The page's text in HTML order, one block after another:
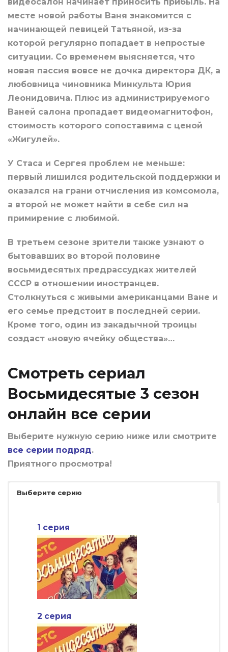
месте новой работы Ваня знакомится с
начинающей певицей Татьяной, из-за
которой регулярно попадает в непростые
ситуации. Со временем выясняется, что
новая пассия вовсе не дочка директора ДК, а
любовница чиновника Минкульта Юрия
Леонидовича. Плюс из администрируемого
Ваней салона пропадает видеомагнитофон,
стоимость которого сопоставима с ценой
«Жигулей».
У Стаса и Сергея проблем не меньше:
первый лишился родительской поддержки и
оказался на грани отчисления из комсомола,
а второй не может найти в себе сил на
примирение с любимой.
В третьем сезоне зрители также узнают о
бытовавших во второй половине
восьмидесятых предрассудках жителей
СССР в отношении иностранцев.
Столкнуться с живыми американцами Ване и
его семье предстоит в последней серии.
Кроме того, один из закадычной троицы
создаст «новую ячейку общества»…
Смотреть сериал
Восьмидесятые 3 сезон
онлайн все серии
Выберите нужную серию ниже или смотрите
все серии подряд.
Приятного просмотра!
Выберите серию
1 серия
2 серия